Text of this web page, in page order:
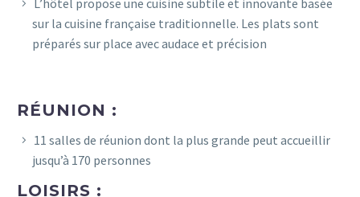
sur la cuisine française traditionnelle. Les plats sont
préparés sur place avec audace et précision
RÉUNION :
11 salles de réunion dont la plus grande peut accueillir
jusqu’à 170 personnes
LOISIRS :